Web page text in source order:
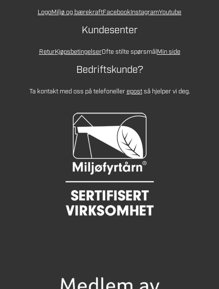
LogoMiljø og bærekraftFacebookInstagramYoutube
Kundesenter
ReturKjøpsbetingelserOfte stilte spørsmålMin side
Bedriftskunde?
Ta kontakt med oss på telefonellerepostså hjelper vi deg.